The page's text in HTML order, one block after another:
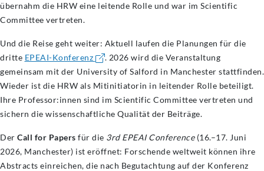
übernahm die HRW eine leitende Rolle und war im Scientific
Committee vertreten.
Und die Reise geht weiter: Aktuell laufen die Planungen für die
dritte EPEAI-Konferenz
. 2026 wird die Veranstaltung
gemeinsam mit der University of Salford in Manchester stattfinden.
Wieder ist die HRW als Mitinitiatorin in leitender Rolle beteiligt.
Ihre Professor:innen sind im Scientific Committee vertreten und
sichern die wissenschaftliche Qualität der Beiträge.
Der Call for Papers für die 3rd EPEAI Conference(16.–17. Juni
2026, Manchester) ist eröffnet: Forschende weltweit können ihre
Abstracts einreichen, die nach Begutachtung auf der Konferenz